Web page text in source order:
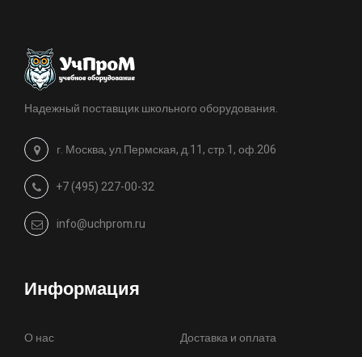
Надежный поставщик школьного оборудования.
г. Москва, ул.Пермская, д.11, стр.1, оф.206
+7 (495) 227-00-32
info@uchprom.ru
Информация
О нас
Доставка и оплата